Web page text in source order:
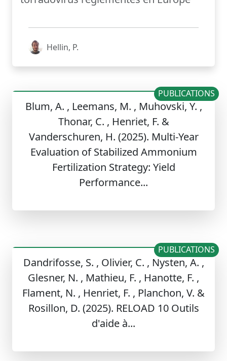
Hellin, P.
Blum, A. , Leemans, M. , Muhovski, Y. ,
Thonar, C. , Henriet, F. &
Vanderschuren, H. (2025). Multi-Year
Evaluation of Stabilized Ammonium
Fertilization Strategy: Yield
Performance...
PUBLICATIONS
Dandrifosse, S. , Olivier, C. , Nysten, A. ,
Glesner, N. , Mathieu, F. , Hanotte, F. ,
Flament, N. , Henriet, F. , Planchon, V. &
Rosillon, D. (2025). RELOAD 10 Outils
d'aide à...
PUBLICATIONS